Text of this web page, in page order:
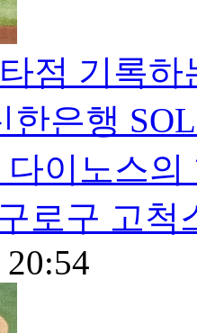
점 기록하
한은행
다이노스
로구 고척